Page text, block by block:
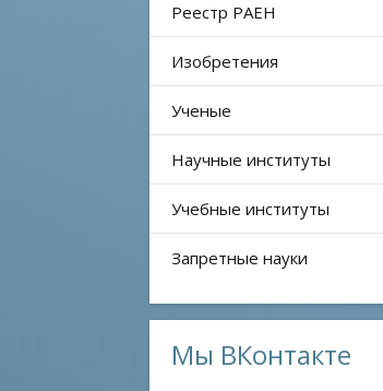
Реестр РАЕН
Изобретения
Ученые
Научные институты
Учебные институты
Запретные науки
Мы ВКонтакте